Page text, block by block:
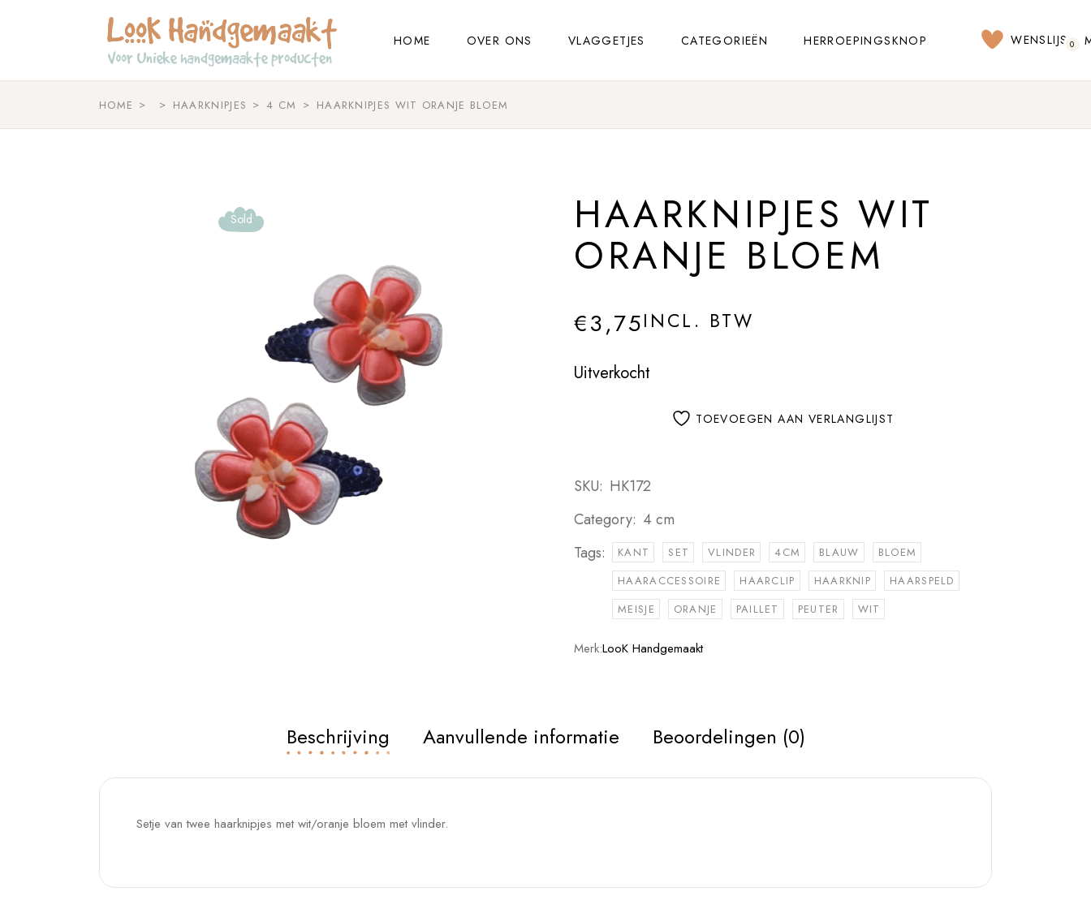
HOME OVER ONS VLAGGETJES CATEGORIEËN HERROEPINGSKNOP WENSLIJST
0
HOME HAARKNIPJES 4 CM HAARKNIPJES WIT ORANJE BLOEM
Sold HAARKNIPJES WIT
ORANJE BLOEM
€3,75INCL. BTW
Uitverkocht
TOEVOEGEN AAN VERLANGLIJST
SKU: HK172
Category: 4 cm
Tags:
KANT SET VLINDER 4CM BLAUW
BLOEM
HAARACCESSOIRE
HAARCLIP HAARKNIP
HAARSPELD
MEISJE
ORANJE PAILLET PEUTER WIT
Merk:LooK Handgemaakt
Beschrijving Aanvullende informatie Beoordelingen (0)
Setje van twee haarknipjes met wit/oranje bloem met vlinder.